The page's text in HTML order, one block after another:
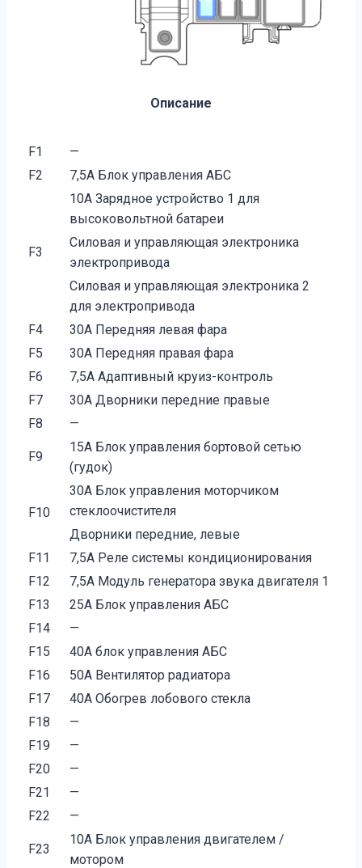
Описание
F1
—
F2
7,5A Блок управления АБС
F3
10A Зарядное устройство 1 для
высоковольтной батареи
Силовая и управляющая электроника
электропривода
Силовая и управляющая электроника 2
для электропривода
F4
30A Передняя левая фара
F5
30A Передняя правая фара
F6
7,5A Адаптивный круиз-контроль
F7
30A Дворники передние правые
F8
—
F9
15A Блок управления бортовой сетью
(гудок)
F10
30A Блок управления моторчиком
стеклоочистителя
Дворники передние, левые
F11
7,5A Реле системы кондиционирования
F12
7,5A Модуль генератора звука двигателя 1
F13
25A Блок управления АБС
F14
—
F15
40A блок управления АБС
F16
50A Вентилятор радиатора
F17
40A Обогрев лобового стекла
F18
—
F19
—
F20
—
F21
—
F22
—
F23
10A Блок управления двигателем /
мотором